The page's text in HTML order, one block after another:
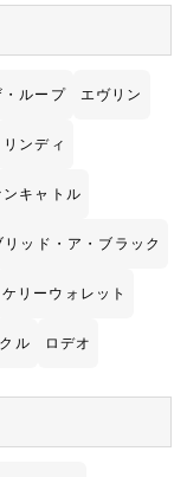
・ループ エヴリン
リンディ
ンキャトル
リッド・ア・ブラック
ケリーウォレット
ル ロデオ